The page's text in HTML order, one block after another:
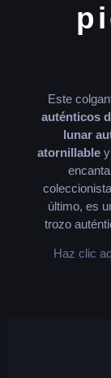
Este
auténticos
lunar
atornillable y
último, es
trozo
Haz clic